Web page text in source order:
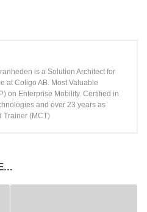
is a Solution Architect for
at Coligo AB. Most Valuable
on Enterprise Mobility. Certified in
and over 23 years as
Trainer (MCT)